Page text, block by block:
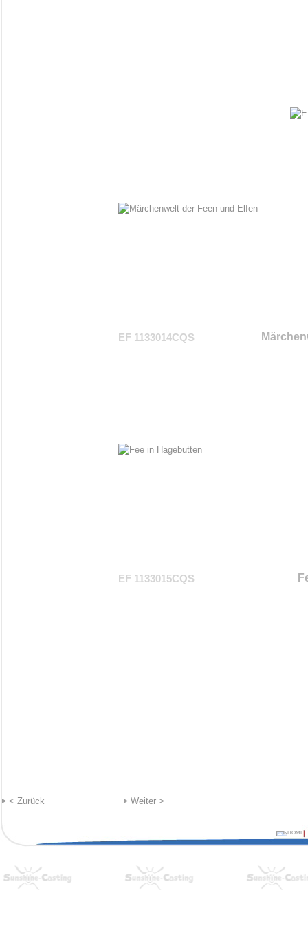
EF 1133014CQS
EF 1133015CQS
< Zurück Weiter >